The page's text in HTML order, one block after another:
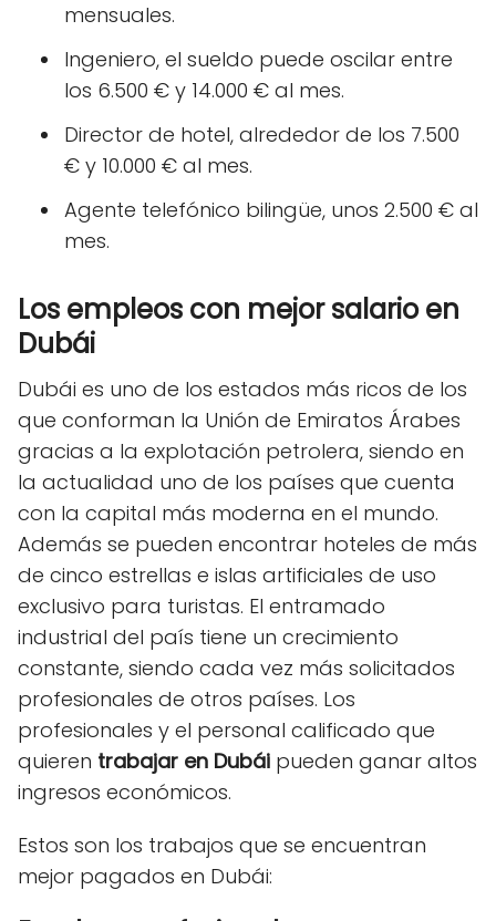
mensuales.
Ingeniero, el sueldo puede oscilar entre
los 6.500 € y 14.000 € al mes.
Director de hotel, alrededor de los 7.500
€ y 10.000 € al mes.
Agente telefónico bilingüe, unos 2.500 € al
mes.
Los empleos con mejor salario en
Dubái
Dubái es uno de los estados más ricos de los
que conforman la Unión de Emiratos Árabes
gracias a la explotación petrolera, siendo en
la actualidad uno de los países que cuenta
con la capital más moderna en el mundo.
Además se pueden encontrar hoteles de más
de cinco estrellas e islas artificiales de uso
exclusivo para turistas. El entramado
industrial del país tiene un crecimiento
constante, siendo cada vez más solicitados
profesionales de otros países. Los
profesionales y el personal calificado que
quieren trabajar en Dubái pueden ganar altos
ingresos económicos.
Estos son los trabajos que se encuentran
mejor pagados en Dubái: